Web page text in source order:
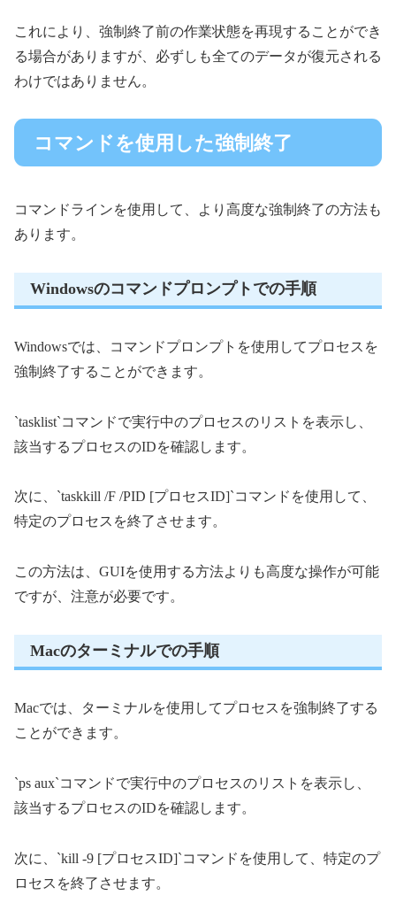
これにより、強制終了前の作業状態を再現することができ
る場合がありますが、必ずしも全てのデータが復元される
わけではありません。
コマンドを使用した強制終了
コマンドラインを使用して、より高度な強制終了の方法も
あります。
Windowsのコマンドプロンプトでの手順
Windowsでは、コマンドプロンプトを使用してプロセスを
強制終了することができます。
`tasklist`コマンドで実行中のプロセスのリストを表示し、
該当するプロセスのIDを確認します。
次に、`taskkill /F /PID [プロセスID]`コマンドを使用して、
特定のプロセスを終了させます。
この方法は、GUIを使用する方法よりも高度な操作が可能
ですが、注意が必要です。
Macのターミナルでの手順
Macでは、ターミナルを使用してプロセスを強制終了する
ことができます。
`ps aux`コマンドで実行中のプロセスのリストを表示し、
該当するプロセスのIDを確認します。
次に、`kill -9 [プロセスID]`コマンドを使用して、特定のプ
ロセスを終了させます。